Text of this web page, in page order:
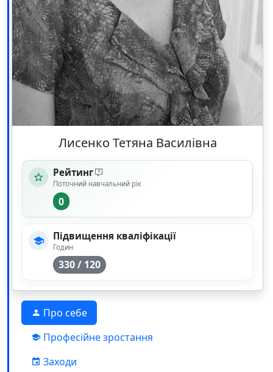
Лисенко Тетяна Василівна
Рейтинг
Поточний навчальний рік
0
Підвищення кваліфікації
Годин
330 / 120
Про себе
Професійне зростання
Заходи